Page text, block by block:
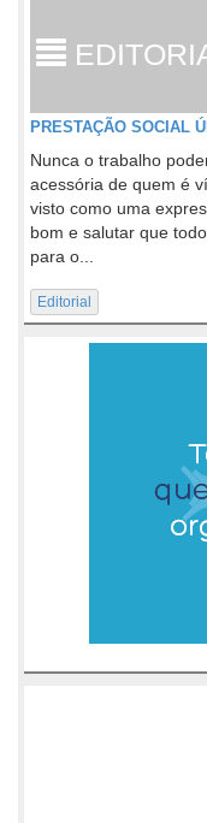
PRESTAÇÃO SOCIAL
Nunca o trabalho
acessória de quem é
visto como uma
bom e salutar que
para o...
Editorial